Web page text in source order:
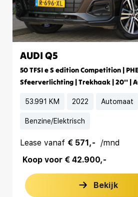
AUDI Q5
50 TFSI e S edition Competition |
Sfeerverlichting | Trekhaak | 20'' |
53.991 KM 2022 Automaat
Benzine/Elektrisch
Lease vanaf € 571,-
/mnd
Koop voor € 42.900,-
Bekijk